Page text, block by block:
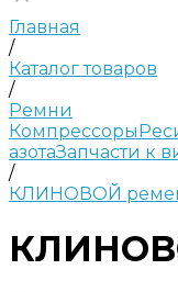
Главная
/
Каталог товаров
/
Ремни
Компрессоры
азотаЗапчасти к
/
КЛИНОВОЙ